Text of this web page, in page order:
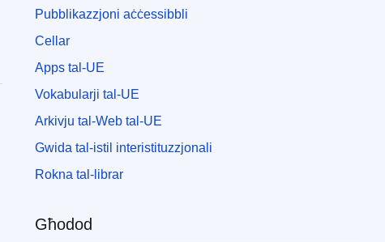
Pubblikazzjoni aċċessibbli
Cellar
Apps tal-UE
Vokabularji tal-UE
Arkivju tal-Web tal-UE
Gwida tal-istil interistituzzjonali
Rokna tal-librar
Għodod